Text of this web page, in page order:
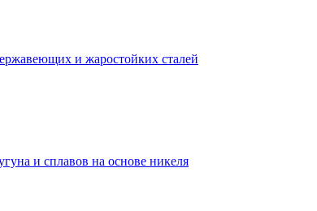
и жаростойких сталей
и сплавов на основе никеля